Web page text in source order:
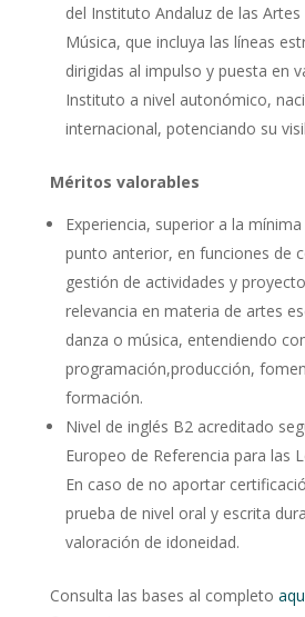
del Instituto Andaluz de las Artes
Música, que incluya las líneas
dirigidas al impulso y puesta en
Instituto a nivel autonómico,
internacional, potenciando su
Méritos valorables
Experiencia, superior a la
punto anterior, en funciones de
gestión de actividades y
relevancia en materia de artes
danza o música, entendiendo
programación,producción,
formación.
Nivel de inglés B2 acreditado
Europeo de Referencia para las
En caso de no aportar
prueba de nivel oral y escrita
valoración de idoneidad.
Consulta las bases al completo